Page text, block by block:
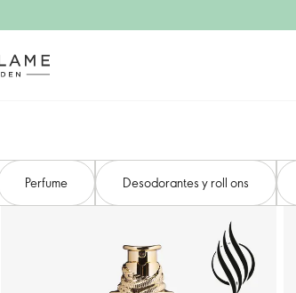
Perfume Desodorantes y roll ons